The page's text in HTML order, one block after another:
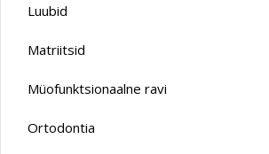
Luubid
Matriitsid
Müofunktsionaalne ravi
Ortodontia